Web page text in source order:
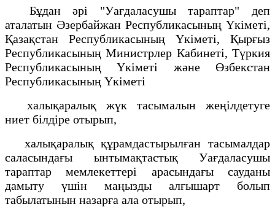
Бұдан әрі "Уағдаласушы тараптар" деп
аталатын Әзербайжан Республикасының Үкіметі,
Қазақстан Республикасының Үкіметі, Қырғыз
Республикасының Министрлер Кабинеті, Түркия
Республикасының Үкіметі және Өзбекстан
Республикасының Үкіметі
халықаралық жүк тасымалын жеңілдетуге
ниет білдіре отырып,
халықаралық құрамдастырылған тасымалдар
саласындағы ынтымақтастық Уағдаласушы
тараптар мемлекеттері арасындағы сауданы
дамыту үшін маңызды алғышарт болып
табылатынын назарға ала отырып,